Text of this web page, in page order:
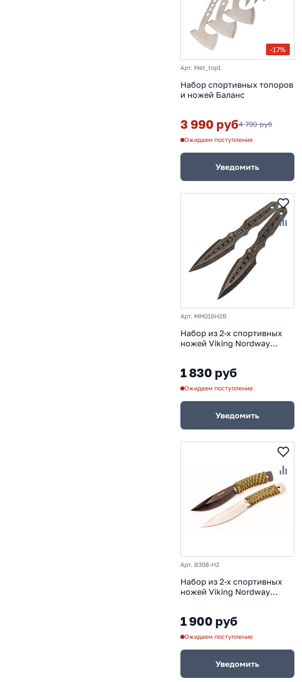
-17%
Арт. Met_top1
Набор спортивных топоров
и ножей Баланс
3 990 руб4 790 руб
Ожидаем поступление
Уведомить
Арт. MM016H2B
Набор из 2-х спортивных
ножей Viking Nordway
1 830 руб
Ожидаем поступление
Уведомить
Арт. B308-H2
Набор из 2-х cпортивных
ножей Viking Nordway
1 900 руб
Ожидаем поступление
Уведомить